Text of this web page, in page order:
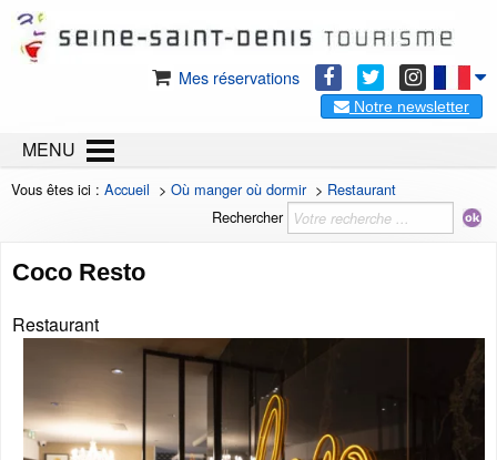
Mes réservations
Notre newsletter
MENU
Vous êtes ici : Accueil > Où manger où dormir> Restaurant
Rechercher
Coco Resto
Restaurant